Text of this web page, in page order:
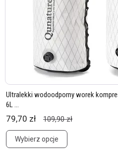
Ultralekki wodoodporny worek
6L ...
79,70 zł 109,90 zł
Wybierz opcje